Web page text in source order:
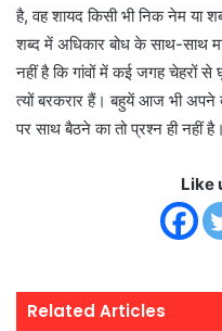
है, वह शायद किसी भी निक नेम या
शब्द में अधिकार बोध के साथ-साथ
नहीं है कि गांवों में कई जगह
त्यों बरकरार हैं। बहुयें आज भी अपने
पर साथ बैठने का तो प्रश्न ही नहीं है।
Like
Related Articles